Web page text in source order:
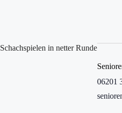
Schachspielen in netter Runde
06201